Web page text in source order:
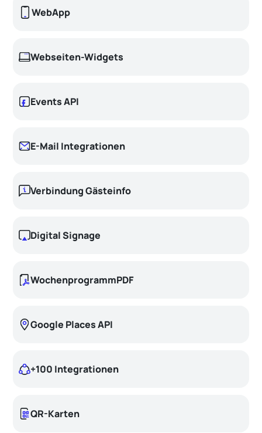
WebApp
Webseiten-Widgets
Events API
E-Mail Integrationen
Verbindung Gästeinfo
Digital Signage
WochenprogrammPDF
Google Places API
+100 Integrationen
QR-Karten